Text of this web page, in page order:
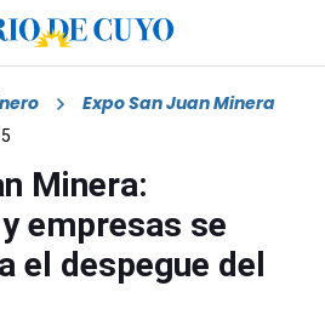
Expo San Juan Minera
Minera:
empresas se
el despegue del